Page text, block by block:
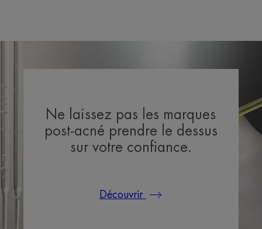
Ne laissez pas les marques
post-acné prendre le dessus
sur votre confiance.
Découvrir